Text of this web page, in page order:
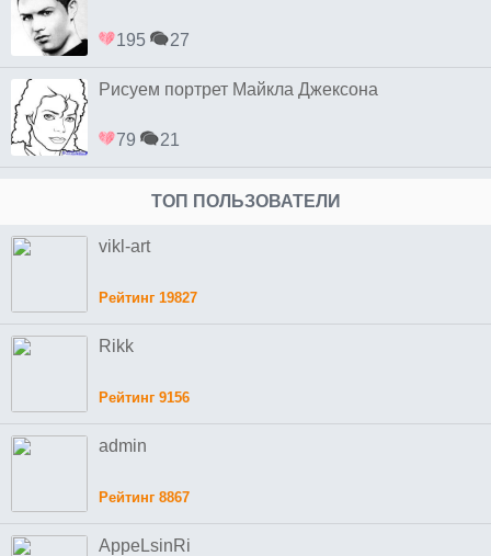
195 27
Рисуем портрет Майкла Джексона
79 21
ТОП ПОЛЬЗОВАТЕЛИ
vikl-art
Рейтинг 19827
Rikk
Рейтинг 9156
admin
Рейтинг 8867
AppeLsinRi